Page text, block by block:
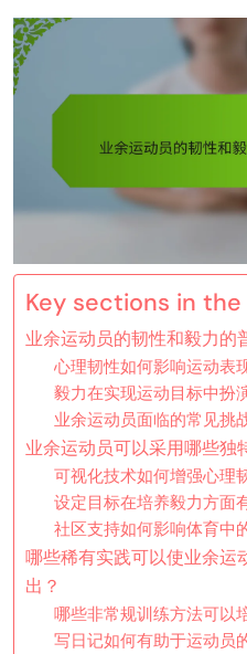
Key sections in
业余运动员的韧性和毅力的
心理韧性如何影响运动表
毅力在实现运动目标中扮
业余运动员面临的常见挑
业余运动员可以采用哪些独
可视化技术如何增强心理
设定目标在培养毅力方面
社区支持如何影响体育中
哪些稀有实践可以使业余运
出？
哪些非常规训练方法可以
写日记如何有助于运动员